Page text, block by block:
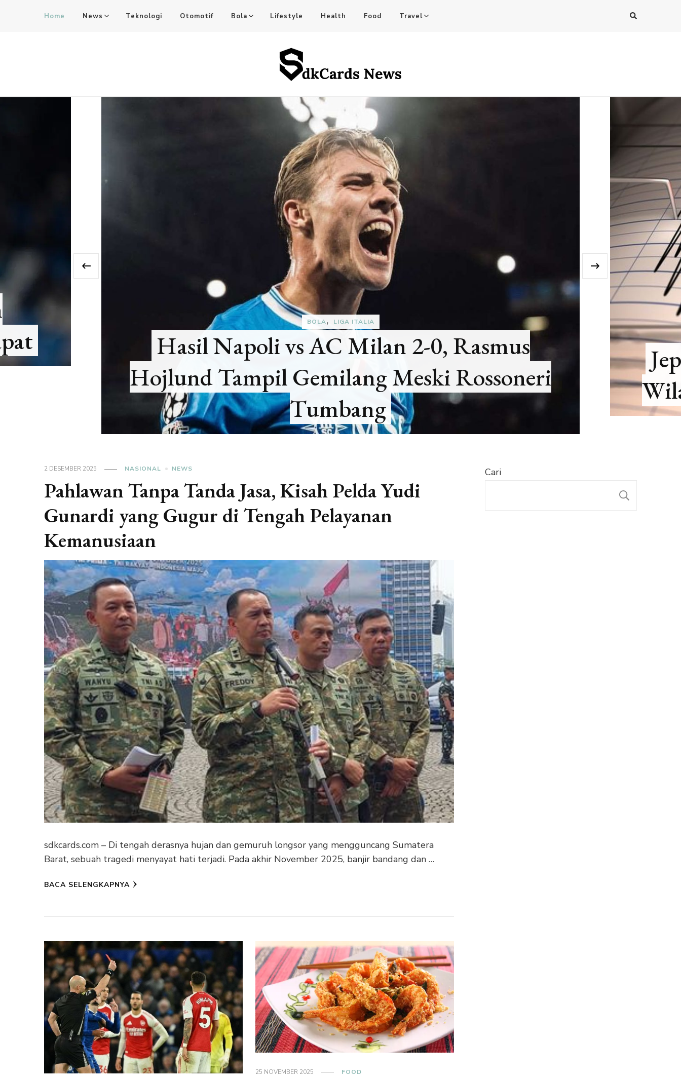
Home News Teknologi Otomotif Bola Lifestyle Health Food Travel
AC Milan 2-0, Rasmus
Gemilang Meski Rossoneri
Jepang Akhiri Peringatan
Wilayah Utara Setelah
2 DESEMBER 2025 NASIONAL NEWS
Pahlawan Tanpa Tanda Jasa, Kisah Pelda Yudi
Gunardi yang Gugur di Tengah Pelayanan
Kemanusiaan
sdkcards.com – Di tengah derasnya hujan dan gemuruh longsor yang mengguncang Sumatera
Barat, sebuah tragedi menyayat hati terjadi. Pada akhir November 2025, banjir bandang dan …
BACA SELENGKAPNYA
25 NOVEMBER 2025 FOOD
Cari